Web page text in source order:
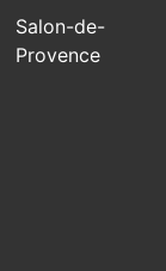
Salon-de-
Provence